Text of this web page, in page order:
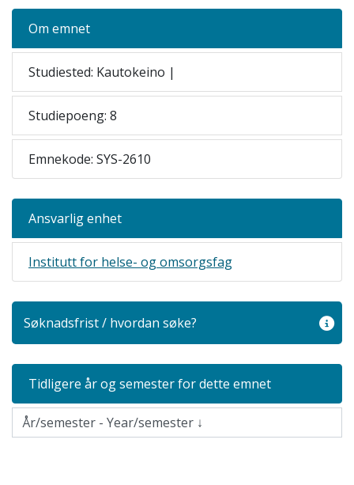
Om emnet
Studiested: Kautokeino |
Studiepoeng: 8
Emnekode: SYS-2610
Ansvarlig enhet
Institutt for helse- og omsorgsfag
Søknadsfrist / hvordan søke?
Tidligere år og semester for dette emnet